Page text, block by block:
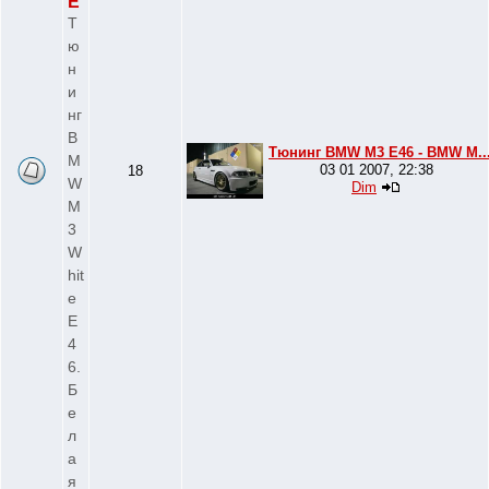
Т
ю
н
и
нг
B
M
W
M
3
W
hit
e
E
4
6.
Б
е
л
а
я
18
Тюнинг BMW M3 E46 - BMW
03 01 2007, 22:38
Dim